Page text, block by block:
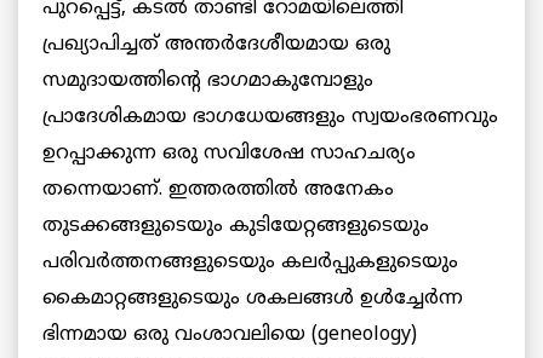
പുറപ്പെട്ട്, കടൽ താണ്ടി റോമയിലെത്തി
പ്രഖ്യാപിച്ചത് അന്തർദേശീയമായ ഒരു
സമുദായത്തിന്റെ ഭാഗമാകുമ്പോളും
പ്രാദേശികമായ ഭാഗധേയങ്ങളും സ്വയംഭരണവും
ഉറപ്പാക്കുന്ന ഒരു സവിശേഷ സാഹചര്യം
തന്നെയാണ്. ഇത്തരത്തിൽ അനേകം
തുടക്കങ്ങളുടെയും കുടിയേറ്റങ്ങളുടെയും
പരിവർത്തനങ്ങളുടെയും കലർപ്പുകളുടെയും
കൈമാറ്റങ്ങളുടെയും ശകലങ്ങൾ ഉൾച്ചേർന്ന
ഭിന്നമായ ഒരു വംശാവലിയെ (geneology)